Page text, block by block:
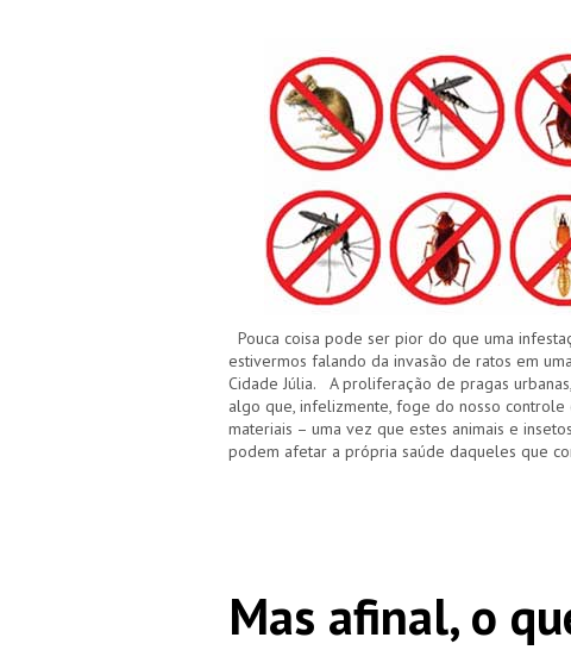
Pouca coisa pode ser pior do que uma
estivermos falando da invasão de ratos em
Cidade Júlia. A proliferação de pragas
algo que, infelizmente, foge do nosso controle
materiais – uma vez que estes animais e
podem afetar a própria saúde daqueles que
Mas afinal, o